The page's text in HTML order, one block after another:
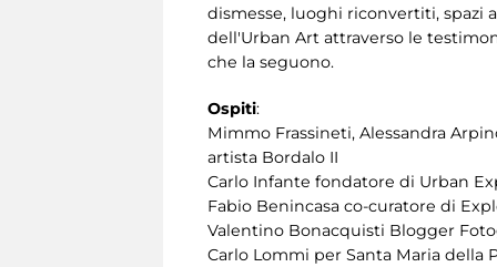
dismesse, luoghi riconvertiti, spazi
dell'Urban Art attraverso le
che la seguono.
Ospiti:
Mimmo Frassineti, Alessandra
artista Bordalo II
Carlo Infante fondatore di Urban
Fabio Benincasa co-curatore di
Valentino Bonacquisti Blogger
Carlo Lommi per Santa Maria della